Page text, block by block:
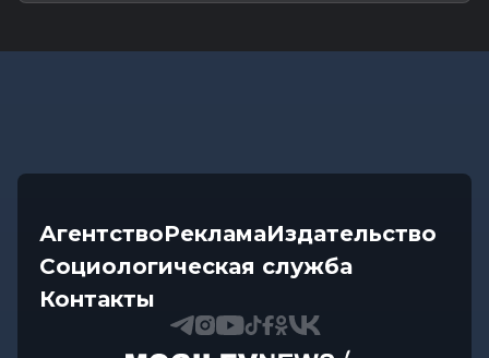
АгентствоРекламаИздательство
Социологическая служба
Контакты